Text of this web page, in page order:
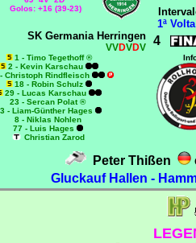
Golos: +16 (39-23)
1ª
SK Germania Herringen
VVDVDV 4
1 - Timo Tegethoff ®
2 - Kevin Karschau
Christoph Rindfleisch
18 - Robin Schulz
29 - Lucas Karschau
23 - Sercan Polat ®
3 - Liam-Günther Hages
8 - Niklas Nohlen
77 - Luis Hages
Christian Zarod
Peter Thißen
Gluckauf Hallen -